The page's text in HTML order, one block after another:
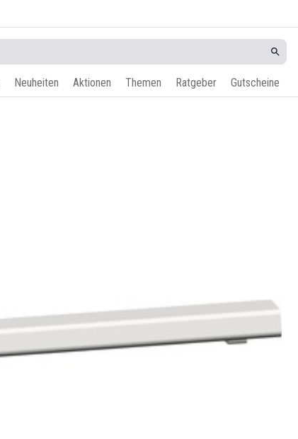
Neuheiten Aktionen Themen Ratgeber Gutscheine